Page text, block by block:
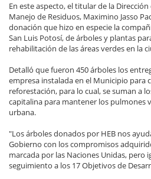
En este aspecto, el titular de la
Manejo de Residuos, Maximino Jasso
donación que hizo en especie la
San Luis Potosí, de árboles y plantas
rehabilitación de las áreas verdes en la
Detalló que fueron 450 árboles los
empresa instalada en el Municipio para
reforestación, para lo cual, se suman a
capitalina para mantener los pulmones
urbana.
"Los árboles donados por HEB nos
Gobierno con los compromisos
marcada por las Naciones Unidas, pero
seguimiento a los 17 Objetivos de